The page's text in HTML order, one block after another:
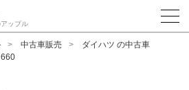
ップル
中古車販売
ダイハツ の中古車